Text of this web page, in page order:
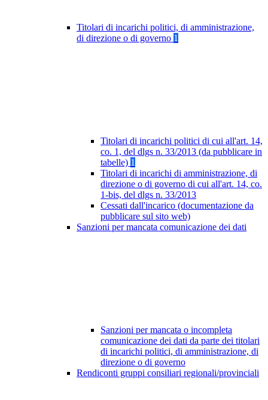
Titolari di incarichi politici, di amministrazione,
di direzione o di governo 1
Titolari di incarichi politici di cui all'art. 14,
co. 1, del dlgs n. 33/2013 (da pubblicare in
tabelle) 1
Titolari di incarichi di amministrazione, di
direzione o di governo di cui all'art. 14, co.
1-bis, del dlgs n. 33/2013
Cessati dall'incarico (documentazione da
pubblicare sul sito web)
Sanzioni per mancata comunicazione dei dati
Sanzioni per mancata o incompleta
comunicazione dei dati da parte dei titolari
di incarichi politici, di amministrazione, di
direzione o di governo
Rendiconti gruppi consiliari regionali/provinciali